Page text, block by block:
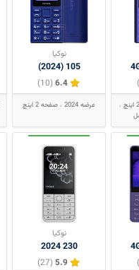
نوکیا
105 (2024)
6.4
(10)
عرضه 2024 صفحه 2 اینچ
نوکیا
230 2024
5.9
(27)